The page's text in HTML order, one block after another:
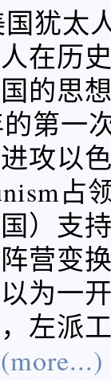
犹太
在历
的思
第一
攻以
占
）支
营变
为一
左派
(more...)